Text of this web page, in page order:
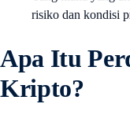
risiko dan kondisi
Apa Itu
Kripto?